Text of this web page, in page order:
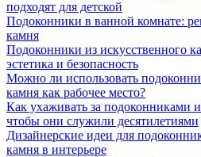
подходят для детской
Подоконники в ванной комнате:
камня
Подоконники из искусственного
эстетика и безопасность
Можно ли использовать
камня как рабочее место?
Как ухаживать за подоконниками
чтобы они служили десятилетиями
Дизайнерские идеи для
камня в интерьере